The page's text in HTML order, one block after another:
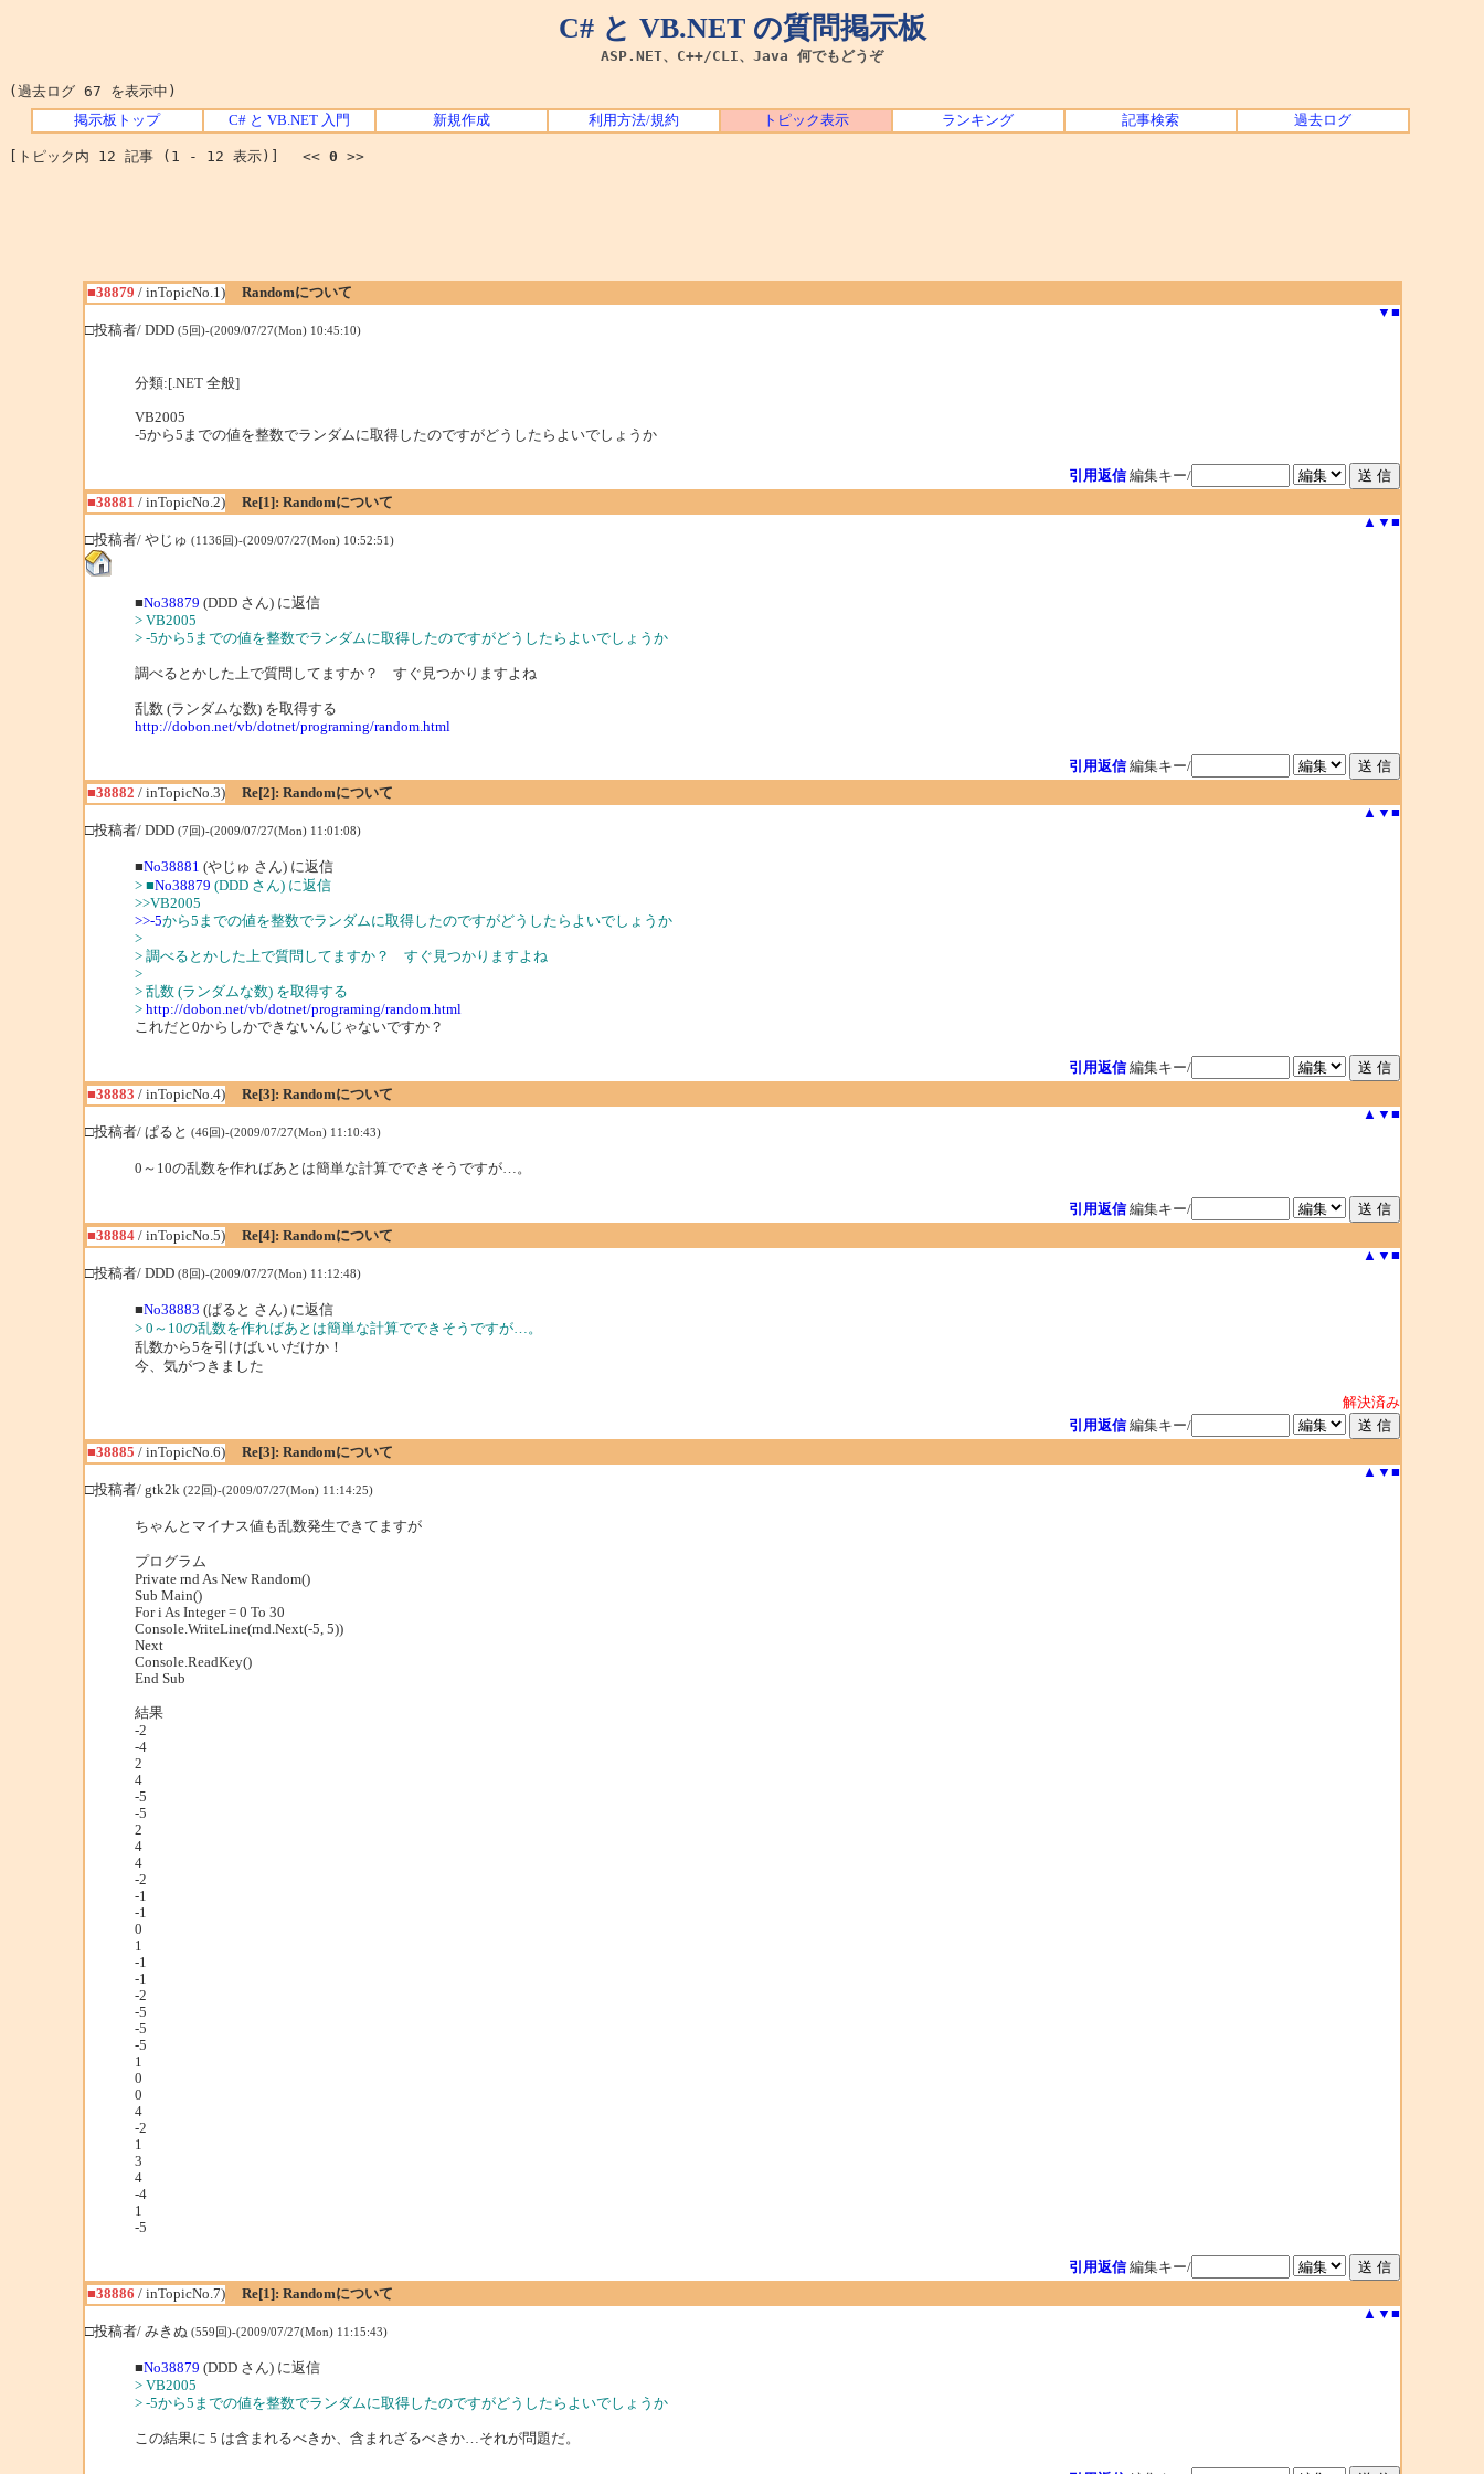
C# と VB.NET の質問掲示板
ASP.NET、C++/CLI、Java 何でもどうぞ
(過去ログ 67 を表示中)
掲示板トップ C# と VB.NET 入門 新規作成 利用方法/規約 トピック表示 ランキング 記事検索 過去ログ
[トピック内 12 記事 (1 - 12 表示)] << 0 >>
■38879 / inTopicNo.1)
Randomについて
▼ ■
□投稿者/ DDD (5回)-(2009/07/27(Mon) 10:45:10)
分類:[.NET 全般]
VB2005
-5から5までの値を整数でランダムに取得したのですがどうしたらよいでしょうか
引用返信 編集キー/
■38881 / inTopicNo.2)
Re[1]: Randomについて
▲ ▼ ■
□投稿者/ やじゅ (1136回)-(2009/07/27(Mon) 10:52:51)
■No38879 (DDD さん) に返信
> VB2005
> -5から5までの値を整数でランダムに取得したのですがどうしたらよいでしょうか
調べるとかした上で質問してますか？ すぐ見つかりますよね
乱数 (ランダムな数) を取得する
http://dobon.net/vb/dotnet/programing/random.html
引用返信 編集キー/
■38882 / inTopicNo.3)
Re[2]: Randomについて
▲ ▼ ■
□投稿者/ DDD (7回)-(2009/07/27(Mon) 11:01:08)
■No38881 (やじゅ さん) に返信
> ■No38879 (DDD さん) に返信
>>VB2005
>>-5から5までの値を整数でランダムに取得したのですがどうしたらよいでしょうか
>
> 調べるとかした上で質問してますか？ すぐ見つかりますよね
>
> 乱数 (ランダムな数) を取得する
> http://dobon.net/vb/dotnet/programing/random.html
これだと0からしかできないんじゃないですか？
引用返信 編集キー/
■38883 / inTopicNo.4)
Re[3]: Randomについて
▲ ▼ ■
□投稿者/ ぱると (46回)-(2009/07/27(Mon) 11:10:43)
0～10の乱数を作ればあとは簡単な計算でできそうですが…。
引用返信 編集キー/
■38884/ inTopicNo.5)
Re[4]: Randomについて
▲ ▼ ■
□投稿者/ DDD (8回)-(2009/07/27(Mon) 11:12:48)
■No38883 (ぱると さん) に返信
> 0～10の乱数を作ればあとは簡単な計算でできそうですが…。
乱数から5を引けばいいだけか！
今、気がつきました
解決済み
引用返信 編集キー/
■38885 / inTopicNo.6)
Re[3]: Randomについて
▲ ▼ ■
□投稿者/ gtk2k (22回)-(2009/07/27(Mon) 11:14:25)
ちゃんとマイナス値も乱数発生できてますが
プログラム
Private rnd As New Random()
Sub Main()
For i As Integer = 0 To 30
Console.WriteLine(rnd.Next(-5, 5))
Next
Console.ReadKey()
End Sub
結果
-2
-4
2
4
-5
-5
2
4
4
-2
-1
-1
0
1
-1
-1
-2
-5
-5
-5
1
0
0
4
-2
1
3
4
-4
1
-5
引用返信 編集キー/
■38886 / inTopicNo.7)
Re[1]: Randomについて
▲ ▼ ■
□投稿者/ みきぬ (559回)-(2009/07/27(Mon) 11:15:43)
■No38879 (DDD さん) に返信
> VB2005
> -5から5までの値を整数でランダムに取得したのですがどうしたらよいでしょうか
この結果に 5 は含まれるべきか、含まれざるべきか…それが問題だ。